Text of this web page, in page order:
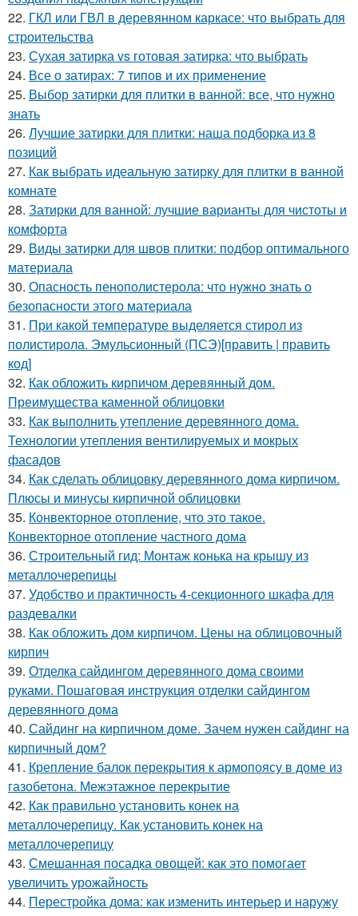
22. ГКЛ или ГВЛ в деревянном каркасе: что выбрать для
строительства
23. Сухая затирка vs готовая затирка: что выбрать
24. Все о затирах: 7 типов и их применение
25. Выбор затирки для плитки в ванной: все, что нужно
знать
26. Лучшие затирки для плитки: наша подборка из 8
позиций
27. Как выбрать идеальную затирку для плитки в ванной
комнате
28. Затирки для ванной: лучшие варианты для чистоты и
комфорта
29. Виды затирки для швов плитки: подбор оптимального
материала
30. Опасность пенополистерола: что нужно знать о
безопасности этого материала
31. При какой температуре выделяется стирол из
полистирола. Эмульсионный (ПСЭ)[править | править
код]
32. Как обложить кирпичом деревянный дом.
Преимущества каменной облицовки
33. Как выполнить утепление деревянного дома.
Технологии утепления вентилируемых и мокрых
фасадов
34. Как сделать облицовку деревянного дома кирпичом.
Плюсы и минусы кирпичной облицовки
35. Конвекторное отопление, что это такое.
Конвекторное отопление частного дома
36. Строительный гид: Монтаж конька на крышу из
металлочерепицы
37. Удобство и практичность 4-секционного шкафа для
раздевалки
38. Как обложить дом кирпичом. Цены на облицовочный
кирпич
39. Отделка сайдингом деревянного дома своими
руками. Пошаговая инструкция отделки сайдингом
деревянного дома
40. Сайдинг на кирпичном доме. Зачем нужен сайдинг на
кирпичный дом?
41. Крепление балок перекрытия к армопоясу в доме из
газобетона. Межэтажное перекрытие
42. Как правильно установить конек на
металлочерепицу. Как установить конек на
металлочерепицу
43. Смешанная посадка овощей: как это помогает
увеличить урожайность
44. Перестройка дома: как изменить интерьер и наружу